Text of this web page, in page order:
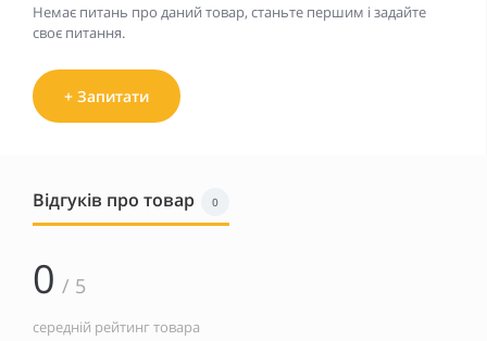
Немає питань про даний товар, станьте першим і задайте
своє питання.
+ Запитати
Відгуків про товар 0
0 / 5
середній рейтинг товара